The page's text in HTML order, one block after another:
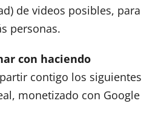
de videos posibles, para
personas.
con haciendo
contigo los siguientes
monetizado con Google